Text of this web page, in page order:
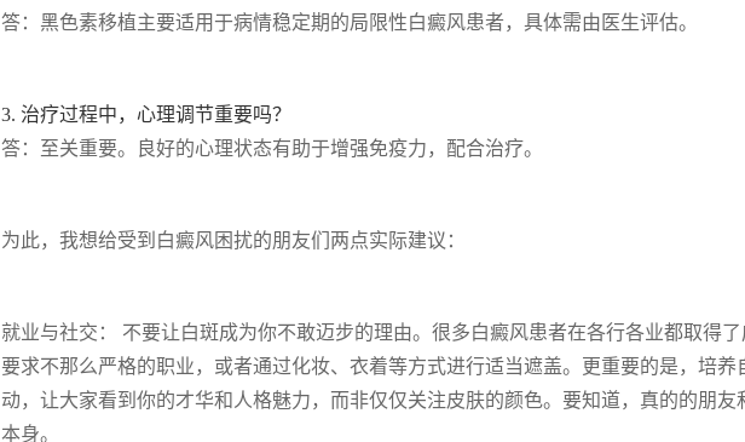
答：黑色素移植主要适用于病情稳定期的局限性白癜风患者，具体需由医生评估。
3. 治疗过程中，心理调节重要吗？
答：至关重要。良好的心理状态有助于增强免疫力，配合治疗。
为此，我想给受到白癜风困扰的朋友们两点实际建议：
就业与社交： 不要让白斑成为你不敢迈步的理由。很多白癜风患者在各行各业都取得
要求不那么严格的职业，或者通过化妆、衣着等方式进行适当遮盖。更重要的是，培
动，让大家看到你的才华和人格魅力，而非仅仅关注皮肤的颜色。要知道，真的的朋
本身。